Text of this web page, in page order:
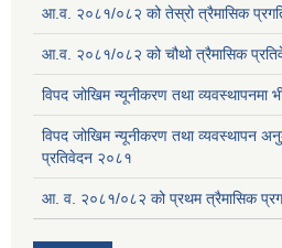
आ.व. २०८१/०८२ को तेस्रो त्रैमासिक
आ.व. २०८१/०८२ को चौथो त्रैमासिक
विपद जोखिम न्यूनीकरण तथा व्यवस्थापनमा
विपद जोखिम न्यूनीकरण तथा व्यवस्थापन
प्रतिवेदन २०८१
आ. व. २०८१/०८२ को प्रथम त्रैमासिक